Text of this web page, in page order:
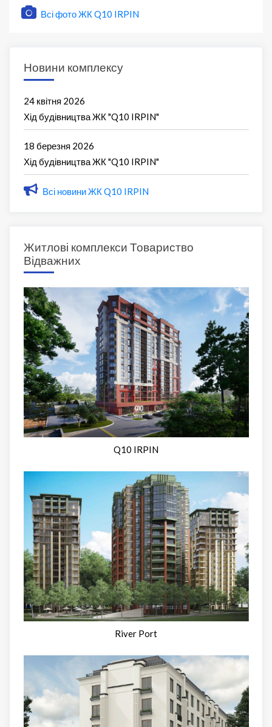
Всі фото ЖК Q10 IRPIN
Новини комплексу
24 квітня 2026
Хід будівництва ЖК "Q10 IRPIN"
18 березня 2026
Хід будівництва ЖК "Q10 IRPIN"
Всі новини ЖК Q10 IRPIN
Житлові комплекси Товариство
Відважних
Q10 IRPIN
River Port